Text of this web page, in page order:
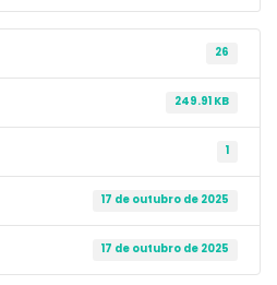
26
249.91 KB
1
17 de outubro de 2025
17 de outubro de 2025